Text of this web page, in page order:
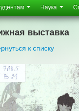
Наука
выставка
к списку